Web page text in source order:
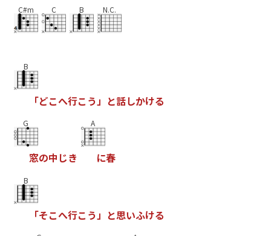
C#m C B N.C.
B
「とこへ行こ う」 と話しかける
G
窓の中 しき
A
に春
B
「そこへ行こ う 」 と思いふける